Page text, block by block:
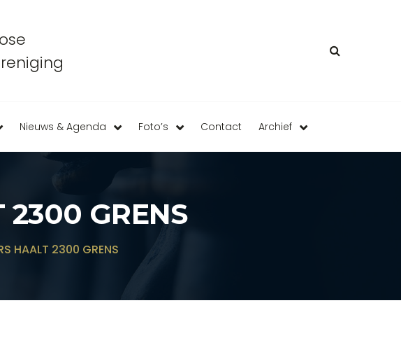
Nieuws & Agenda Foto’s Contact Archief
2300 GRENS
HAALT 2300 GRENS